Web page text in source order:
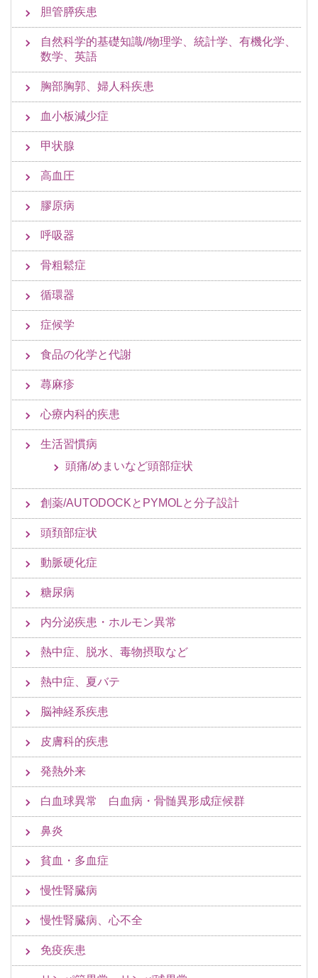
胆管膵疾患
自然科学的基礎知識//物理学、統計学、有機化学、
数学、英語
胸部胸郭、婦人科疾患
血小板減少症
甲状腺
高血圧
膠原病
呼吸器
骨粗鬆症
循環器
症候学
食品の化学と代謝
蕁麻疹
心療内科的疾患
生活習慣病
頭痛/めまいなど頭部症状
創薬/AUTODOCKとPYMOLと分子設計
頭頚部症状
動脈硬化症
糖尿病
内分泌疾患・ホルモン異常
熱中症、脱水、毒物摂取など
熱中症、夏バテ
脳神経系疾患
皮膚科的疾患
発熱外来
白血球異常 白血病・骨髄異形成症候群
鼻炎
貧血・多血症
慢性腎臓病
慢性腎臓病、心不全
免疫疾患